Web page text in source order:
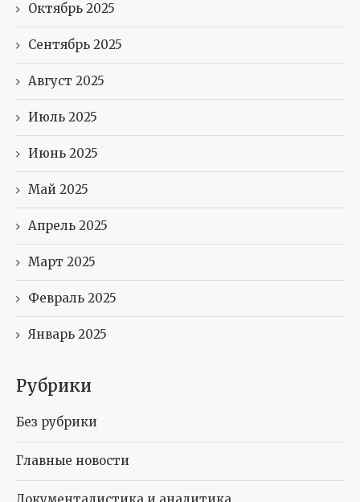
Октябрь 2025
Сентябрь 2025
Август 2025
Июль 2025
Июнь 2025
Май 2025
Апрель 2025
Март 2025
Февраль 2025
Январь 2025
Рубрики
Без рубрики
Главные новости